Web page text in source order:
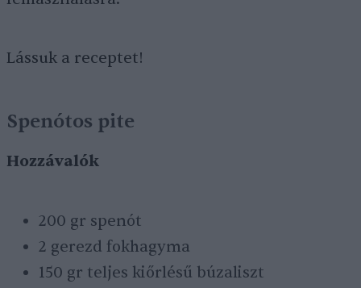
Lássuk a receptet!
Spenótos pite
Hozzávalók
200 gr spenót
2 gerezd fokhagyma
150 gr teljes kiőrlésű búzaliszt